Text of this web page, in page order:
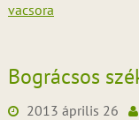
vacsora
Bográcsos
2013 április 26